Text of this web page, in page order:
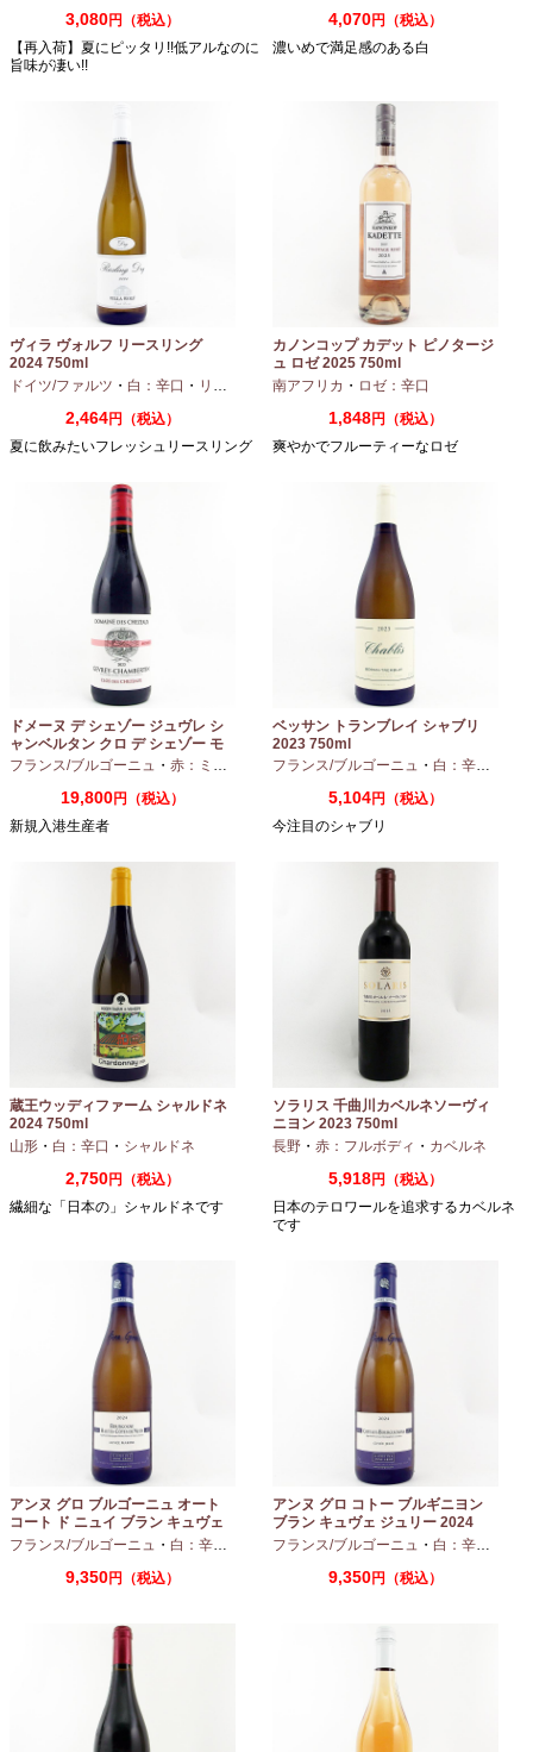
3,080円（税込）
【再入荷】夏にピッタリ!!低アルなのに
旨味が凄い!!
4,070円（税込）
濃いめで満足感のある白
ヴィラ ヴォルフ リースリング
2024 750ml
ドイツ/ファルツ ・ 白：辛口 ・ リースリング
2,464円（税込）
夏に飲みたいフレッシュリースリング
カノンコップ カデット ピノタージ
ュ ロゼ 2025 750ml
南アフリカ ・ ロゼ：辛口
1,848円（税込）
爽やかでフルーティーなロゼ
ドメーヌ デ シェゾー ジュヴレ シ
ャンベルタン クロ デ シェゾー モ
ノポール 2023 750ml
フランス/ブルゴーニュ ・ 赤：ミディアムボディ ・ピノノワール
19,800円（税込）
新規入港生産者
ベッサン トランブレイ シャブリ
2023 750ml
フランス/ブルゴーニュ ・ 白：辛口
5,104円（税込）
今注目のシャブリ
蔵王ウッディファーム シャルドネ
2024 750ml
山形 ・ 白：辛口 ・ シャルドネ
2,750円（税込）
繊細な「日本の」シャルドネです
ソラリス 千曲川カベルネソーヴィ
ニヨン 2023 750ml
長野 ・ 赤：フルボディ ・ カベルネ
5,918円（税込）
日本のテロワールを追求するカベルネ
です
アンヌ グロ ブルゴーニュ オート
コート ド ニュイ ブラン キュヴェ
マリーヌ 2024 750ml
フランス/ブルゴーニュ ・ 白：辛口 シャルドネ
9,350円（税込）
アンヌ グロ コトー ブルギニヨン
ブラン キュヴェ ジュリー 2024
フランス/ブルゴーニュ ・ 白：辛口
9,350円（税込）